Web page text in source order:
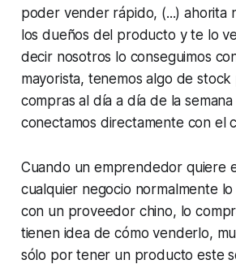
poder vender rápido, (...) ahorita
los dueños del producto y te lo
decir nosotros lo conseguimos
mayorista, tenemos algo de stock
compras al día a día de la
conectamos directamente con el
Cuando un emprendedor quiere
cualquier negocio normalmente
con un proveedor chino, lo
tienen idea de cómo venderlo,
sólo por tener un producto este